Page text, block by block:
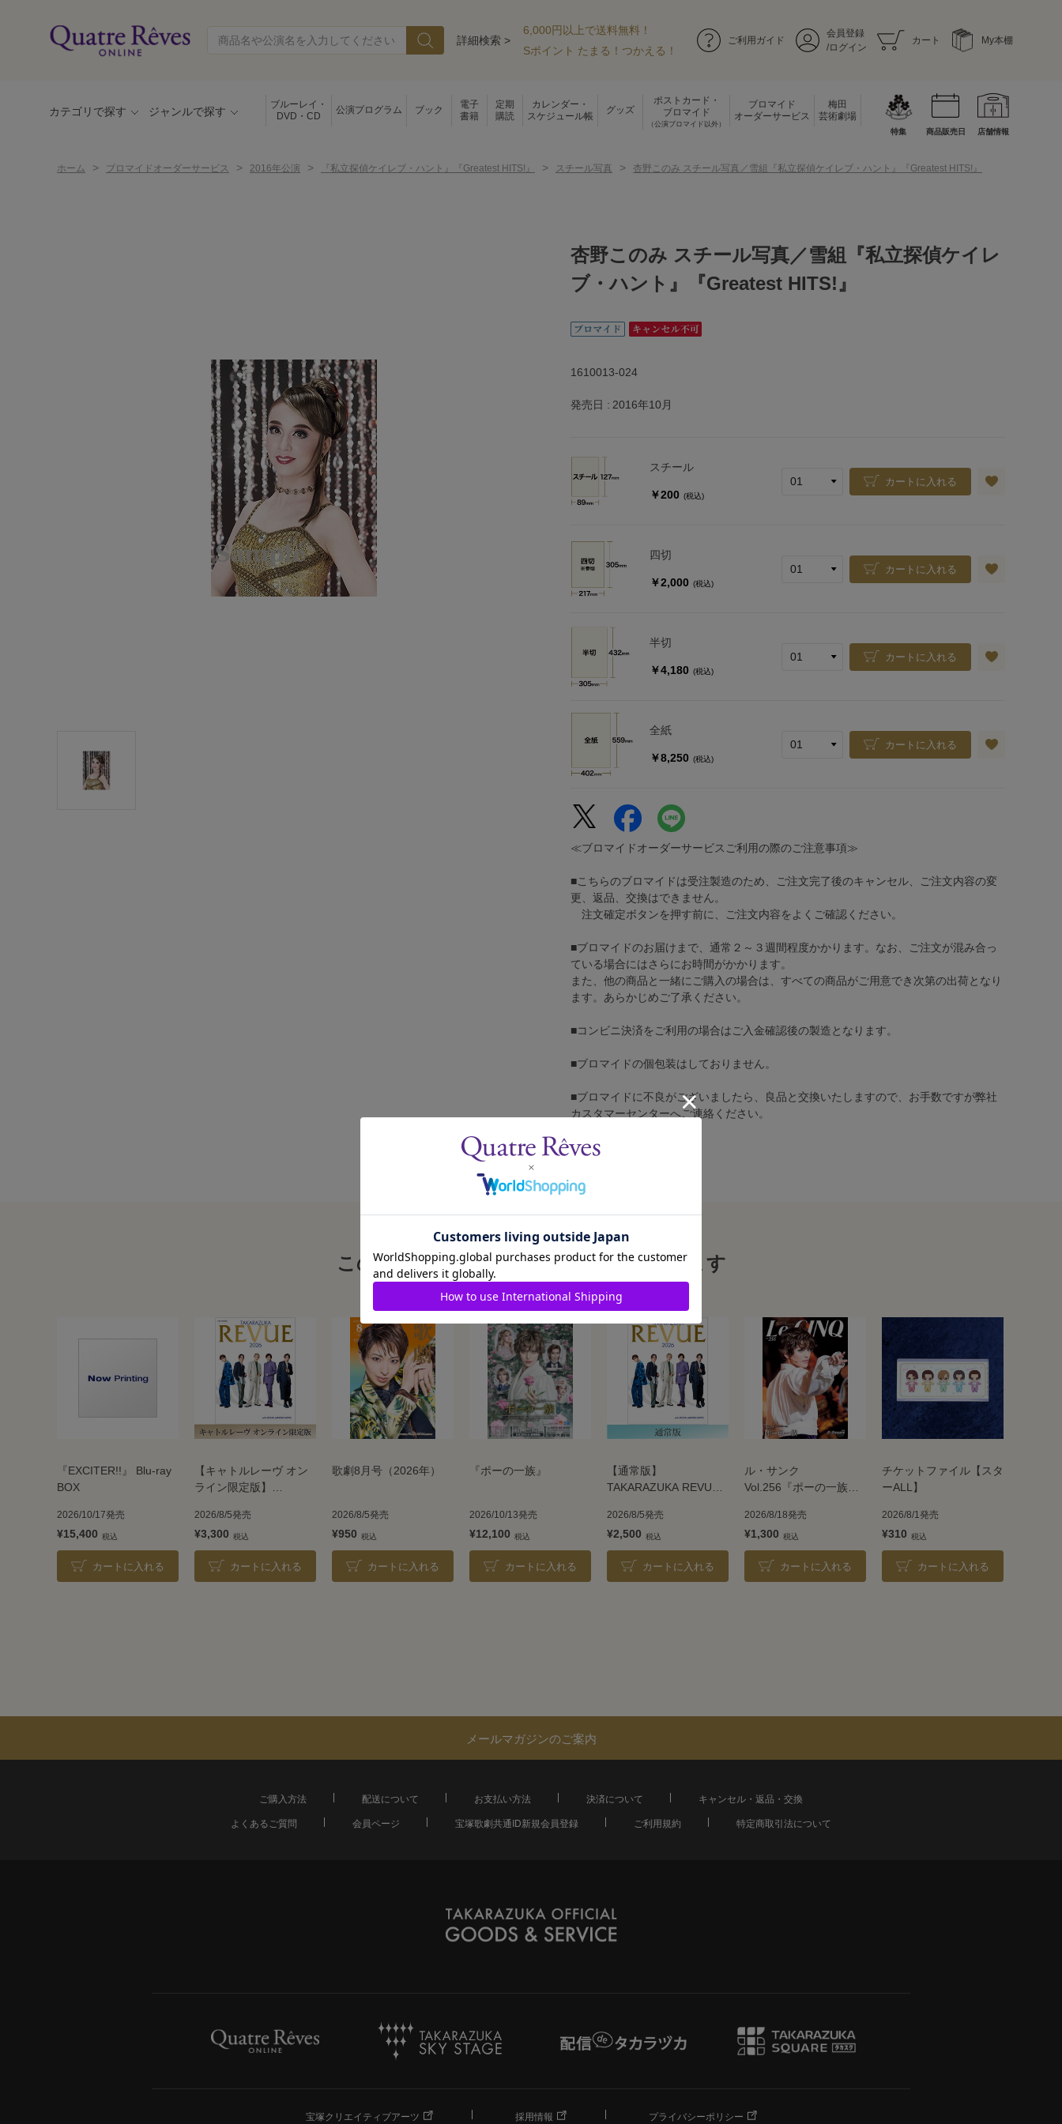
詳細検索 >
6,000円以上で送料無料！
Sポイント たまる！つかえる！
ご利用ガイド
会員登録
/ログイン
カート My本棚
カテゴリで探す ジャンルで探す
ブルーレイ・
DVD・CD
公演プログラム ブック
電子
書籍
定期
購読
カレンダー・
スケジュール帳
グッズ
ポストカード・
ブロマイド
（公演ブロマイド以外）
ブロマイド
オーダーサービス
梅田
芸術劇場
特集 商品販売日 店舗情報
ホーム > ブロマイドオーダーサービス > 2016年公演 > 『私立探偵ケイレブ・ハント』『Greatest HITS!』 > スチール写真 > 杏野このみ スチール写真／雪組『私立探偵ケイレブ・ハント』『Greatest HITS!』
杏野このみ スチール写真／雪組『私立探偵ケイレ
ブ・ハント』『Greatest HITS!』
1610013-024
発売日 2016年10月
スチール
￥200 (税込)
カートに入れる
四切
￥2,000 (税込)
カートに入れる
半切
￥4,180 (税込)
カートに入れる
全紙
￥8,250 (税込)
カートに入れる
≪ブロマイドオーダーサービスご利用の際のご注意事項≫
■こちらのブロマイドは受注製造のため、ご注文完了後のキャンセル、ご注文内容の変
更、返品、交換はできません。
注文確定ボタンを押す前に、ご注文内容をよくご確認ください。
■ブロマイドのお届けまで、通常２～３週間程度かかります。なお、ご注文が混み合っ
ている場合にはさらにお時間がかかります。
また、他の商品と一緒にご購入の場合は、すべての商品がご用意でき次第の出荷となり
ます。あらかじめご了承ください。
■コンビニ決済をご利用の場合はご入金確認後の製造となります。
■ブロマイドの個包装はしておりません。
■ブロマイドに不良がございましたら、良品と交換いたしますので、お手数ですが弊社
カスタマーセンターへご連絡ください。
この商品を見た人はこんな商品も見ています
『EXCITER!!』 Blu-ray
BOX
2026/10/17発売
¥15,400
カートに入れる
【キャトルレーヴ オン
ライン限定版】
2026
2026/8/5発売
¥3,300
カートに入れる
歌劇8月号（2026年）
2026/8/5発売
¥950
カートに入れる
『ポーの一族』
2026/10/13発売
¥12,100
カートに入れる
【通常版】
TAKARAZUKA REVUE
2026/8/5発売
¥2,500
カートに入れる
ル・サンク
Vol.256『ポーの一族』
2026/8/18発売
¥1,300
カートに入れる
チケットファイル【スタ
ーALL】
2026/8/1発売
¥310
カートに入れる
メールマガジンのご案内
ご購入方法 配送について お支払い方法 決済について
キャンセル・返品・交換
よくあるご質問
会員ページ 宝塚歌劇共通ID新規会員登録 ご利用規約 特定商取引法について
宝塚クリエイティブアーツ 採用情報 プライバシーポリシー